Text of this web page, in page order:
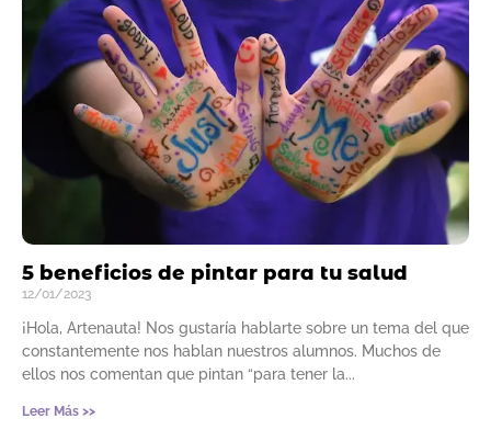
5 beneficios de pintar para tu salud
12/01/2023
¡Hola, Artenauta! Nos gustaría hablarte sobre un tema del que
constantemente nos hablan nuestros alumnos. Muchos de
ellos nos comentan que pintan “para tener la
Leer Más >>